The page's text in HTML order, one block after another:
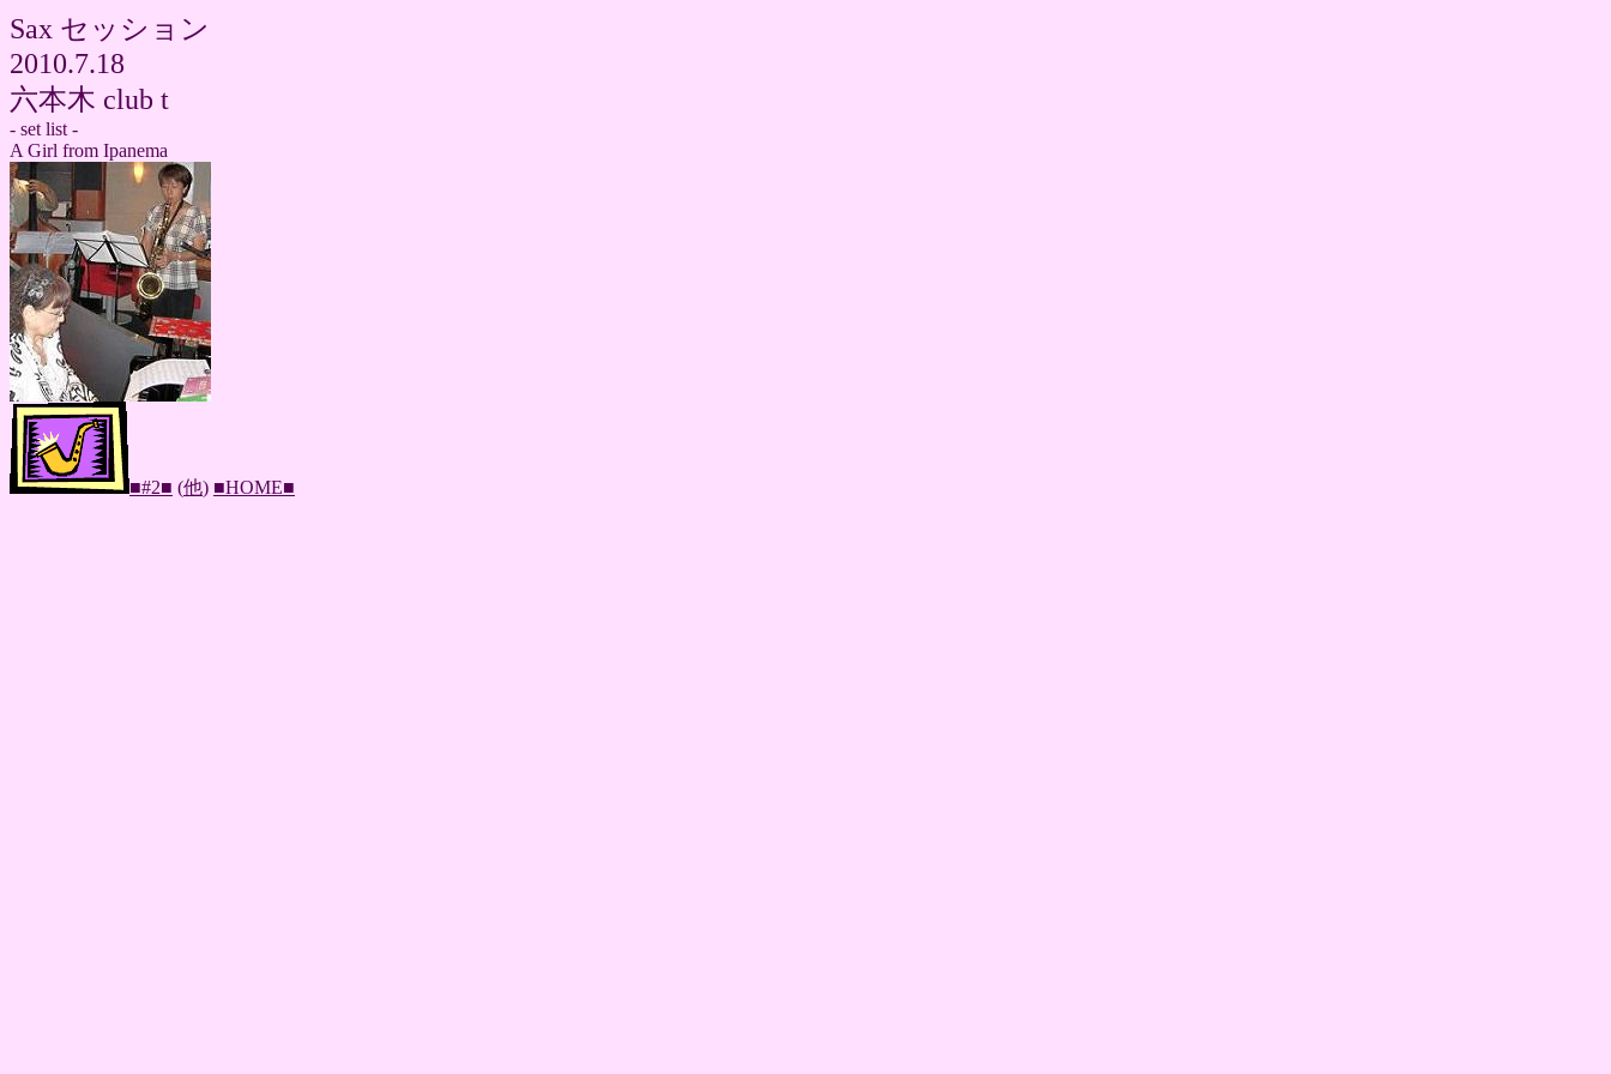
Sax セッション
2010.7.18
六本木 club t
- set list -
A Girl from Ipanema
■#2■ (他) ■HOME■